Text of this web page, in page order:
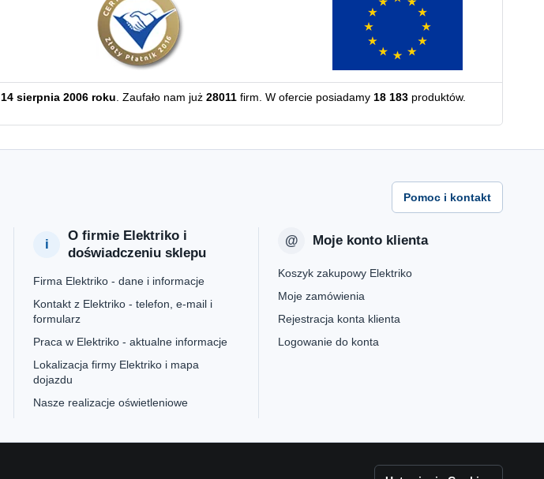
14 sierpnia 2006 roku. Zaufało nam już 28011 firm. W ofercie posiadamy 18 183 produktów.
Pomoc i kontakt
O firmie Elektriko i
doświadczeniu sklepu
Firma Elektriko - dane i informacje
Kontakt z Elektriko - telefon, e-mail i
formularz
Praca w Elektriko - aktualne informacje
Lokalizacja firmy Elektriko i mapa
dojazdu
Nasze realizacje oświetleniowe
Moje konto klienta
Koszyk zakupowy Elektriko
Moje zamówienia
Rejestracja konta klienta
Logowanie do konta